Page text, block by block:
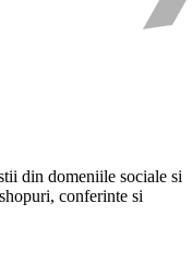
din domeniile sociale si
conferinte si